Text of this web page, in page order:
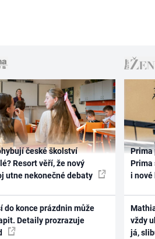
české školství
Resort věří, že nový
utne nekonečné debaty
do konce prázdnin může
Detaily prozrazuje
Prima
Prima
i nové
vždy
já,